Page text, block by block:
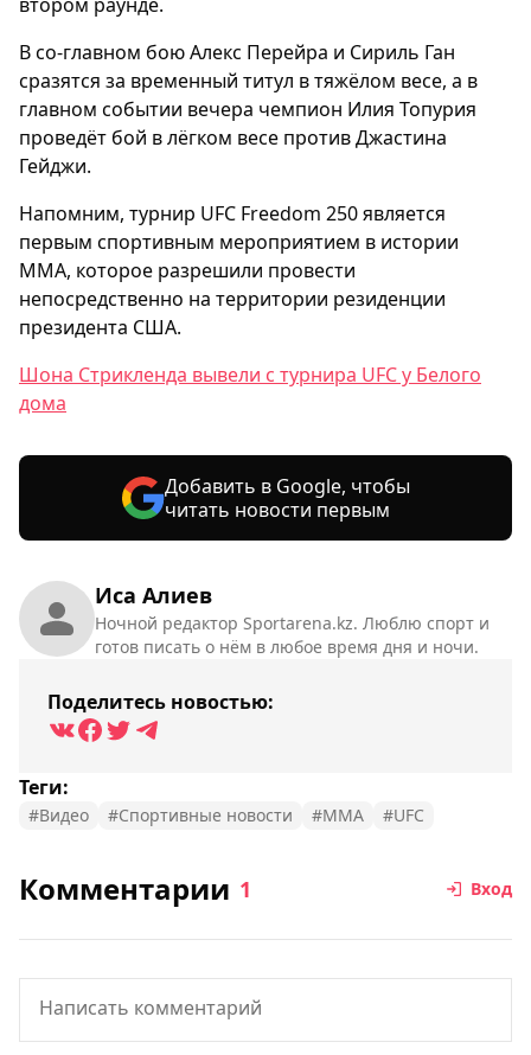
Иса Алиев
Ночной редактор Sportarena.kz. Люблю спорт и
готов писать о нём в любое время дня и ночи.
Поделитесь новостью:
Теги:
#Видео #Спортивные новости #MMA #UFC
В со-главном бою Алекс Перейра и Сириль Ган
сразятся за временный титул в тяжёлом весе, а в
главном событии вечера чемпион Илия Топурия
проведёт бой в лёгком весе против Джастина
Гейджи.
Напомним, турнир UFC Freedom 250 является
первым спортивным мероприятием в истории
ММА, которое разрешили провести
непосредственно на территории резиденции
президента США.
Шона Стрикленда вывели с турнира UFC у Белого
дома
Добавить в Google, чтобы
читать новости первым
Комментарии 1 Вход